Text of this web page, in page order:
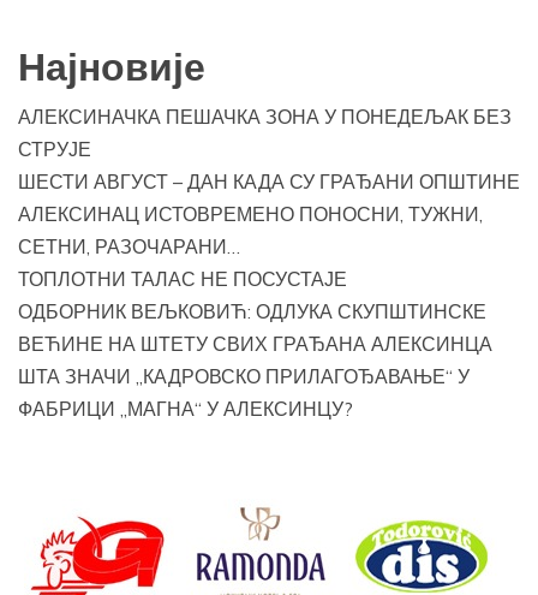
Најновије
АЛЕКСИНАЧКА ПЕШАЧКА ЗОНА У ПОНЕДЕЉАК БЕЗ
СТРУЈЕ
ШЕСТИ АВГУСТ – ДАН КАДА СУ ГРАЂАНИ ОПШТИНЕ
АЛЕКСИНАЦ ИСТОВРЕМЕНО ПОНОСНИ, ТУЖНИ,
СЕТНИ, РАЗОЧАРАНИ…
ТОПЛОТНИ ТАЛАС НЕ ПОСУСТАЈЕ
ОДБОРНИК ВЕЉКОВИЋ: ОДЛУКА СКУПШТИНСКЕ
ВЕЋИНЕ НА ШТЕТУ СВИХ ГРАЂАНА АЛЕКСИНЦА
ШТА ЗНАЧИ „КАДРОВСКО ПРИЛАГОЂАВАЊЕ“ У
ФАБРИЦИ „МАГНА“ У АЛЕКСИНЦУ?